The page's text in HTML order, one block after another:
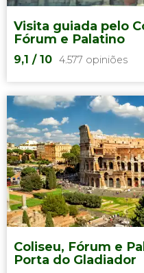
Visita guiada pelo
Fórum e Palatino
9,1 / 10 4.577 opiniões
9,1


4.577 opiniões
três
Antiga Roma
Coliseu, Fórum e
Porta do Gladiador